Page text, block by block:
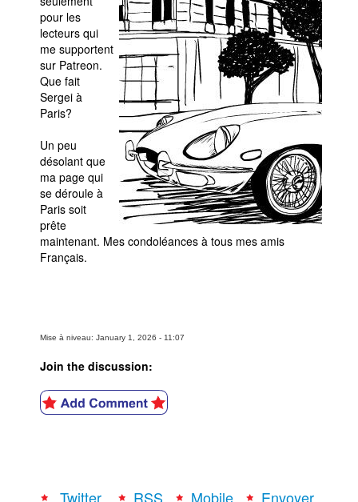
pour les
lecteurs qui
me supportent
sur Patreon.
Que fait
Sergei à
Paris?
Un peu
désolant que
ma page qui
se déroule à
Paris soit
prête
maintenant. Mes condoléances à tous mes amis
Français.
Mise à niveau: January 1, 2026 - 11:07
Join the discussion:
Twitter RSS Mobile Envoyer